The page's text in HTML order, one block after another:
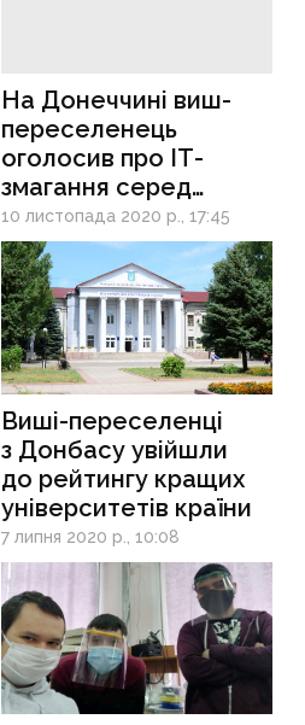
На Донеччині виш-
переселенець
оголосив про ІТ-
змагання серед
школярів
10 листопада 2020 р., 17:45
Виші-переселенці
з Донбасу увійшли
до рейтингу кращих
університетів країни
7 липня 2020 р., 10:08